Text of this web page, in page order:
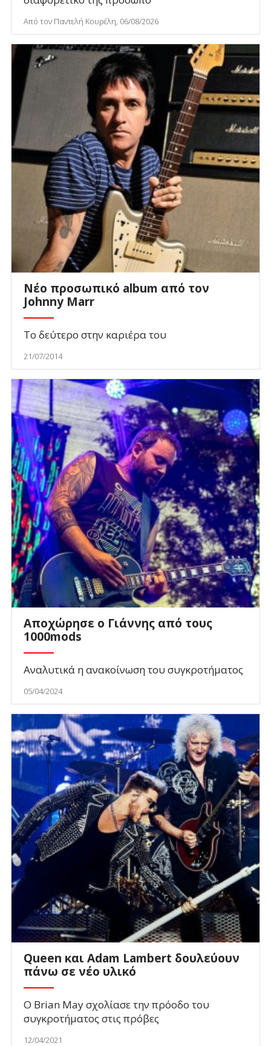
Από τον Παντελή Κουρέλη, 06/08/2026
Νέο προσωπικό album από τον
Johnny Marr
Το δεύτερο στην καριέρα του
21/07/2014
Αποχώρησε ο Γιάννης από τους
1000mods
Αναλυτικά η ανακοίνωση του συγκροτήματος
05/04/2024
Queen και Adam Lambert δουλεύουν
πάνω σε νέο υλικό
Ο Brian May σχολίασε την πρόοδο του
συγκροτήματος στις πρόβες
12/04/2021